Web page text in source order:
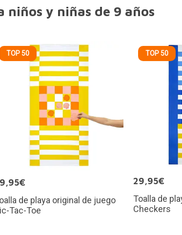
niños y niñas de 9 años
TOP 50
de playa original de juego
Tac-Toe
TOP 50
29,95€
Toalla de
Checkers